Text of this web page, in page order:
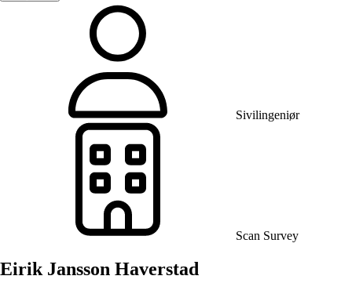
Sivilingeniør
Scan Survey
Eirik Jansson Haverstad